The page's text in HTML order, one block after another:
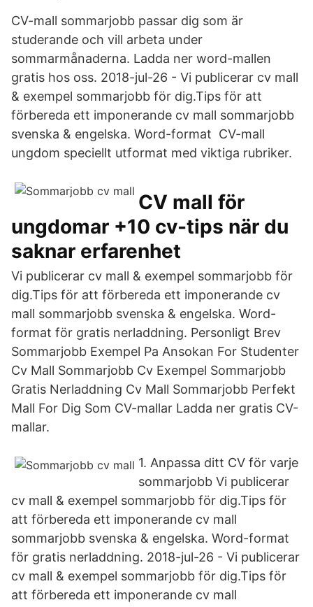
CV-mall sommarjobb passar dig som är
studerande och vill arbeta under
sommarmånaderna. Ladda ner word-mallen
gratis hos oss. 2018-jul-26 - Vi publicerar cv mall
& exempel sommarjobb för dig.Tips för att
förbereda ett imponerande cv mall sommarjobb
svenska & engelska. Word-format CV-mall
ungdom speciellt utformat med viktiga rubriker.
CV mall för
ungdomar +10 cv-tips när du
saknar erfarenhet
Vi publicerar cv mall & exempel sommarjobb för
dig.Tips för att förbereda ett imponerande cv
mall sommarjobb svenska & engelska. Word-
format för gratis nerladdning. Personligt Brev
Sommarjobb Exempel Pa Ansokan For Studenter
Cv Mall Sommarjobb Cv Exempel Sommarjobb
Gratis Nerladdning Cv Mall Sommarjobb Perfekt
Mall For Dig Som CV-mallar Ladda ner gratis CV-
mallar.
1. Anpassa ditt CV för varje
sommarjobb Vi publicerar
cv mall & exempel sommarjobb för dig.Tips för
att förbereda ett imponerande cv mall
sommarjobb svenska & engelska. Word-format
för gratis nerladdning. 2018-jul-26 - Vi publicerar
cv mall & exempel sommarjobb för dig.Tips för
att förbereda ett imponerande cv mall